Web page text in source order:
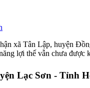
xã Tân Lập, huyện
lợi thế vẫn chưa được
Lạc Sơn - Tỉnh